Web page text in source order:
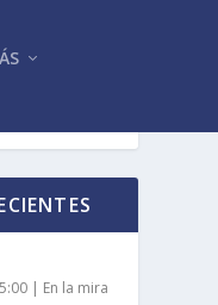
| En la mira